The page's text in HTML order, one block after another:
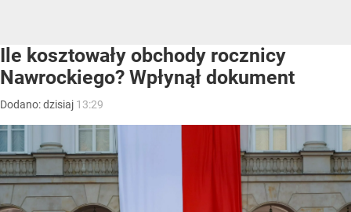
Ile kosztowały obchody rocznicy
Nawrockiego? Wpłynął dokument
Dodano:dzisiaj 13:29